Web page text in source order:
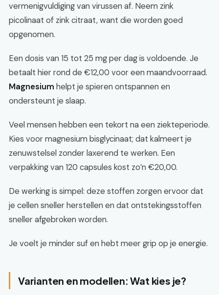
vermenigvuldiging van virussen af. Neem zink
picolinaat of zink citraat, want die worden goed
opgenomen.
Een dosis van 15 tot 25 mg per dag is voldoende. Je
betaalt hier rond de €12,00 voor een maandvoorraad.
Magnesium helpt je spieren ontspannen en
ondersteunt je slaap.
Veel mensen hebben een tekort na een ziekteperiode.
Kies voor magnesium bisglycinaat; dat kalmeert je
zenuwstelsel zonder laxerend te werken. Een
verpakking van 120 capsules kost zo’n €20,00.
De werking is simpel: deze stoffen zorgen ervoor dat
je cellen sneller herstellen en dat ontstekingsstoffen
sneller afgebroken worden.
Je voelt je minder suf en hebt meer grip op je energie.
Varianten en modellen: Wat kies je?